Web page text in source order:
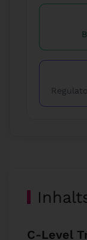
C-Level